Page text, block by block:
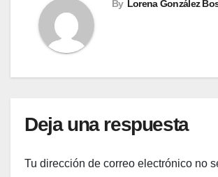
By Lorena González
Deja una respuesta
Tu dirección de correo electrónico no